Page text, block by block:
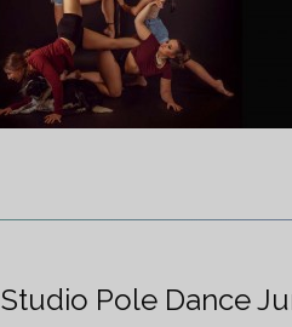
Studio Pole Dance